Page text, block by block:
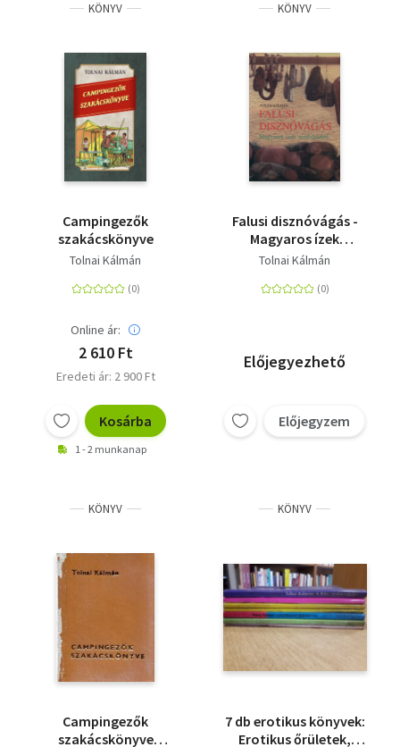
KÖNYV
Campingezők
szakácskönyve
Tolnai Kálmán
Online ár:
2 610 Ft
Eredeti ár: 2 900 Ft
Kosárba
1 - 2 munkanap
KÖNYV
Falusi disznóvágás -
Magyaros ízek
sertéshúsból
Tolnai Kálmán
Előjegyezhető
Előjegyzem
KÖNYV
Campingezők
szakácskönyve
KÖNYV
7 db erotikus könyvek:
Erotikus őrületek,